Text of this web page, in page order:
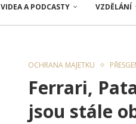
VIDEA A PODCASTY VZDĚLÁNÍ
OCHRANA MAJETKU
Ferrari,
jsou stále